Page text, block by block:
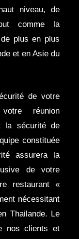
niveau, de
comme la
plus en plus
et en Asie du
de votre
réunion
la sécurité de
constituée
assurera la
de votre
restaurant «
nécessitant
Thailande. Le
nos clients et